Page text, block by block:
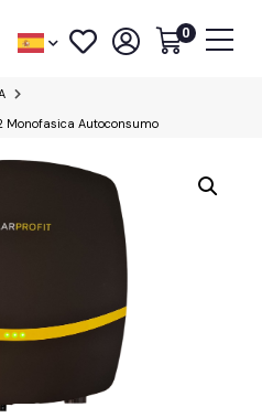
0
Monofasica Autoconsumo